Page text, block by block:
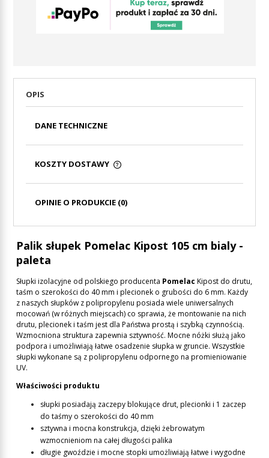
OPIS
DANE TECHNICZNE
KOSZTY DOSTAWY
PŁATNOŚCI
OPINIE O PRODUKCIE (0)
Palik słupek Pomelac Kipost 105 cm bialy -
paleta
Słupki izolacyjne od polskiego producenta Pomelac Kipost do drutu,
taśm o szerokości do 40 mm i plecionek o grubości do 6 mm. Każdy
z naszych słupków z polipropylenu posiada wiele uniwersalnych
mocowań (w różnych miejscach) co sprawia, że montowanie na nich
drutu, plecionek i taśm jest dla Państwa prostą i szybką czynnością.
Wzmocniona struktura zapewnia sztywność. Mocne nóżki służą jako
podpora i umożliwiają łatwe osadzenie słupka w gruncie. Wszystkie
słupki wykonane są z polipropylenu odpornego na promieniowanie
UV.
Właściwości produktu
słupki posiadają zaczepy blokujące drut, plecionki i 1 zaczep
do taśmy o szerokości do 40 mm
sztywna i mocna konstrukcja, dzięki żebrowatym
wzmocnieniom na całej długości palika
długie gwoździe i mocne stopki umożliwiają łatwe i wygodne